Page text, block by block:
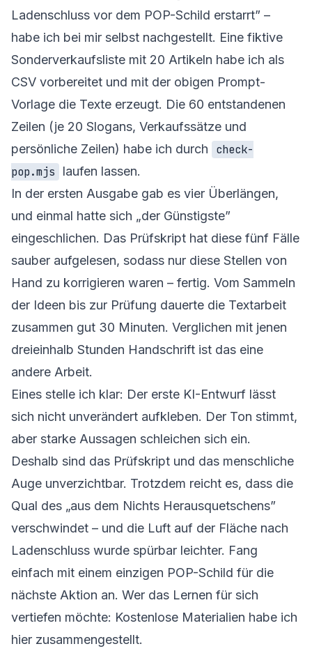
Ladenschluss vor dem POP-Schild erstarrt” –
habe ich bei mir selbst nachgestellt. Eine fiktive
Sonderverkaufsliste mit 20 Artikeln habe ich als
CSV vorbereitet und mit der obigen Prompt-
Vorlage die Texte erzeugt. Die 60 entstandenen
Zeilen (je 20 Slogans, Verkaufssätze und
persönliche Zeilen) habe ich durch
check-
pop.mjs
laufen lassen.
In der ersten Ausgabe gab es vier Überlängen,
und einmal hatte sich „der Günstigste”
eingeschlichen. Das Prüfskript hat diese fünf Fälle
sauber aufgelesen, sodass nur diese Stellen von
Hand zu korrigieren waren – fertig. Vom Sammeln
der Ideen bis zur Prüfung dauerte die Textarbeit
zusammen gut 30 Minuten. Verglichen mit jenen
dreieinhalb Stunden Handschrift ist das eine
andere Arbeit.
Eines stelle ich klar: Der erste KI-Entwurf lässt
sich nicht unverändert aufkleben. Der Ton stimmt,
aber starke Aussagen schleichen sich ein.
Deshalb sind das Prüfskript und das menschliche
Auge unverzichtbar. Trotzdem reicht es, dass die
Qual des „aus dem Nichts Herausquetschens”
verschwindet – und die Luft auf der Fläche nach
Ladenschluss wurde spürbar leichter. Fang
einfach mit einem einzigen POP-Schild für die
nächste Aktion an. Wer das Lernen für sich
vertiefen möchte: Kostenlose Materialien habe ich
hier zusammengestellt.